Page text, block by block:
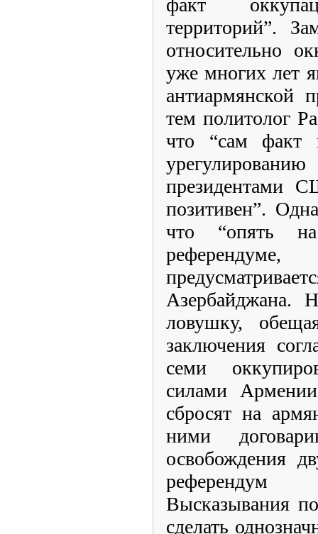
территорий”.
относительно
уже многих лет
антиармянской
тем политолог
что “сам факт
урегулированию
президентами
позитивен”.
что “опять
Азербайджана.
ловушку,
заключения
семи
силами
сбросят на
ними
освобождения
референдум
Высказывания
сделать